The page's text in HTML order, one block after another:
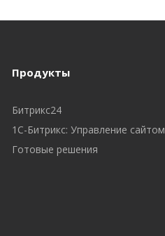
Продукты
Битрикс24
1С-Битрикс: Управление сайтом
Готовые решения